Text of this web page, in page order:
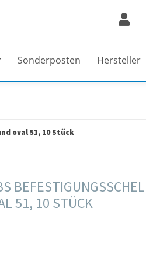
Sonderposten Hersteller
oval 51, 10 Stück
51, 10 STÜCK